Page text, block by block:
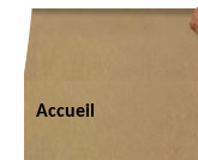
Accueil